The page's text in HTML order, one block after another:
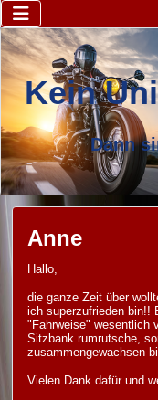
Kein
Dann
Anne
Hallo,
die ganze Zeit über
ich superzufrieden bin!!
"Fahrweise" wesentlich
Sitzbank rumrutsche,
zusammengewachsen
Vielen Dank dafür und